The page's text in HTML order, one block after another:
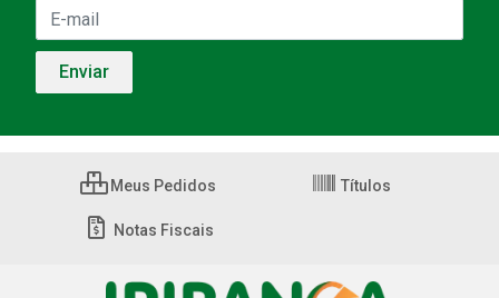
Meus Pedidos Títulos
Notas Fiscais